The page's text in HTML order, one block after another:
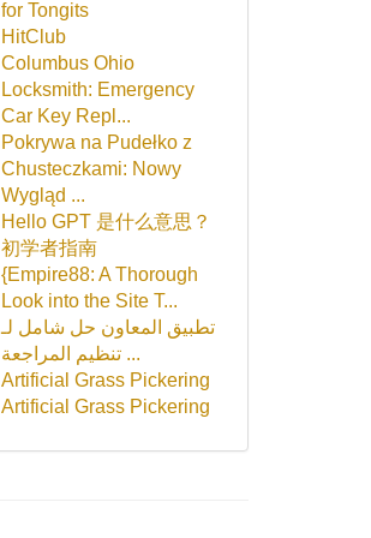
for Tongits
HitClub
Columbus Ohio
Locksmith: Emergency
Car Key Repl...
Pokrywa na Pudełko z
Chusteczkami: Nowy
Wygląd ...
Hello GPT 是什么意思？
初学者指南
{Empire88: A Thorough
Look into the Site T...
تطبيق المعاون حل شامل لـ
تنظيم المراجعة ...
Artificial Grass Pickering
Artificial Grass Pickering